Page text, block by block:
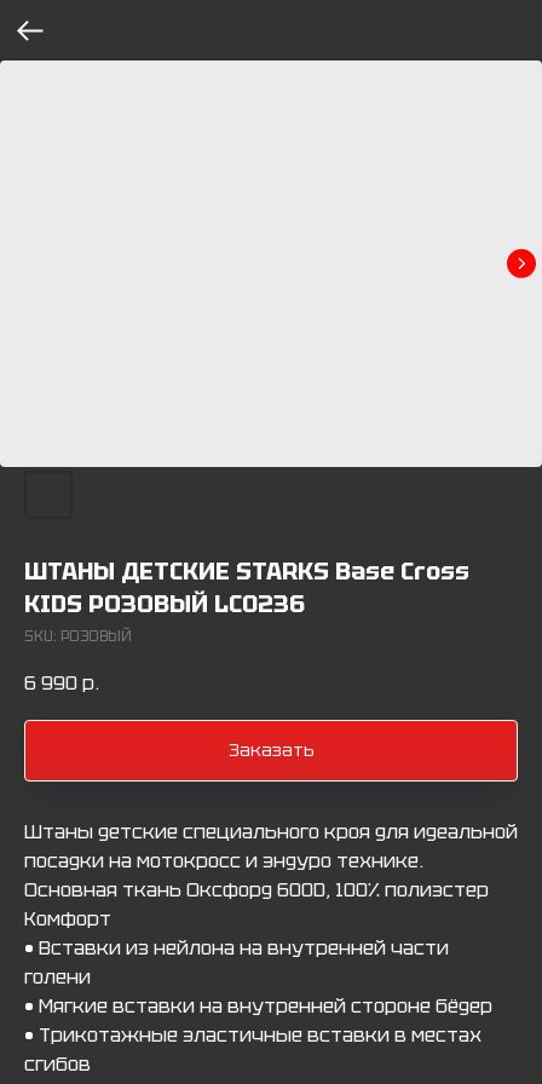
ШТАНЫ ДЕТСКИЕ STARKS Base Cross
KIDS РОЗОВЫЙ LC0236
SKU: РОЗОВЫЙ
6 990р.
Заказать
Штаны детские специального кроя для идеальной
посадки на мотокросс и эндуро технике.
Основная ткань Оксфорд 600D, 100% полиэстер
Комфорт
• Вставки из нейлона на внутренней части
голени
• Мягкие вставки на внутренней стороне бёдер
• Трикотажные эластичные вставки в местах
сгибов